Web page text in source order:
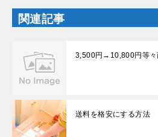
ン
ド
ウ
で
ま
す
)
関連記事
3,500円→10,800円等々
送料を格安にする方法